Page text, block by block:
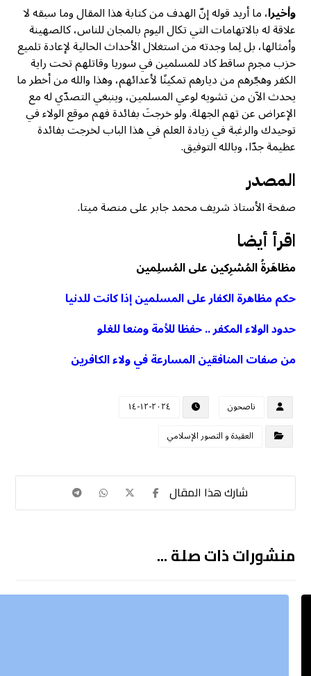
وأخيرا، ما أريد قوله إنّ الهدف من كتابة هذا المقال وما سبقه لا
علاقة له بالاتهامات التي تكال اليوم بالمجان للناس، كالصهينة
وأمثالها، بل لِما وجدته من استغلال الأحداث الحالية لإعادة تلميع
حزب مجرم ساقط كاد للمسلمين في سوريا وقاتلهم تحت راية
الكفر وهجّرهم من ديارهم تمكينًا لأعدائهم، وهذا والله من أخطر ما
يحدث الآن من تشويه لوعي المسلمين، وينبغي التصدّي له مع
الإعراض عن تهم الجهلة. ولو خرجتَ بفائدة فهم موقع الولاء في
توحيدك والرغبة في زيادة العلم في هذا الباب لخرجت بفائدة
عظيمة جدّا، وبالله التوفيق.
المصدر
صفحة الأستاذ شريف محمد جابر على منصة ميتا.
اقرأ أيضا
مظاهَرةُ المُشرِكين على المُسلِمين
حكم مظاهرة الكفار على المسلمين إذا كانت للدنيا
حدود الولاء المكفر .. حفظا للأمة ومنعا للغلو
من صفات المنافقين المسارعة في ولاء الكافرين
ناصحون
٢٠٢٤-١٢-١٤
العقيدة و التصور الإسلامي
منشورات ذات صلة ...